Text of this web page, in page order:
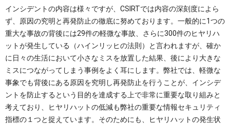
インシデントの内容は様々ですが、CSIRTでは内容の深刻度によら
ず、原因の究明と再発防止の徹底に努めております。一般的に1つの
重大な事故の背後には29件の軽微な事故、さらに300件のヒヤリハ
ットが発生している（ハインリッヒの法則）と言われますが、確か
に日々の生活において小さなミスを放置した結果、後により大きな
ミスにつながってしまう事例をよく耳にします。弊社では、軽微な
事象でも背後にある原因を究明し再発防止を行うことが、インシデ
ントを防止するという目的を達成する上で非常に重要な取り組みと
考えており、ヒヤリハットの低減も弊社の重要な情報セキュリティ
指標の１つと捉えています。そのためにも、ヒヤリハットの発生状